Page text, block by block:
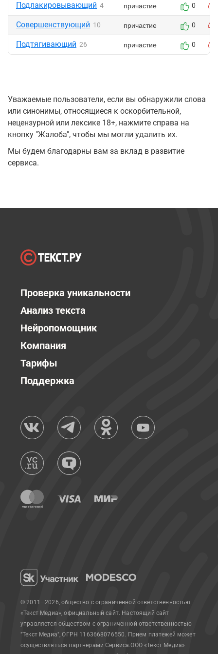
Подлакировывающий 4 причастие 0
Совершенствующий 10 причастие 0
Подтягивающий 26 причастие 0
Уважаемые пользователи, если вы обнаружили слова
или синонимы, относящиеся к оскорбительной,
нецензурной или лексике 18+, нажмите справа на
кнопку "Жалоба", чтобы мы могли удалить их.
Мы будем благодарны вам за вклад в развитие
сервиса.
Проверка уникальности
Анализ текста
Нейропомощник
Компания
Тарифы
Поддержка
© 2011—2026, общество с ограниченной ответственностью
«Текст Медиа», официальный сайт. Настоящий сайт
управляется обществом с ограниченной ответственностью
"Текст Медиа", ОГРН 1163668076550. Прием платежей может
осуществляться партнерами Сервиса.ООО «Текст Медиа»